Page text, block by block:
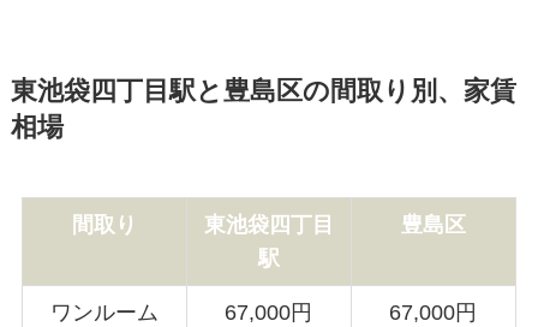
東池袋四丁目駅と豊島区の間取り別、家賃
相場
間取り
東池袋四丁目
駅
豊島区
ワンルーム 67,000円 67,000円